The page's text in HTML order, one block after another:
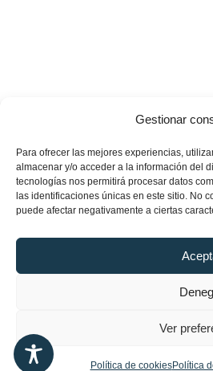
Gestionar
Para ofrecer las mejores experiencias,
almacenar y/o acceder a la información del
tecnologías nos permitirá procesar datos
las identificaciones únicas en este sitio. No
puede afectar negativamente a ciertas
Ver
Política de cookiesPolítica